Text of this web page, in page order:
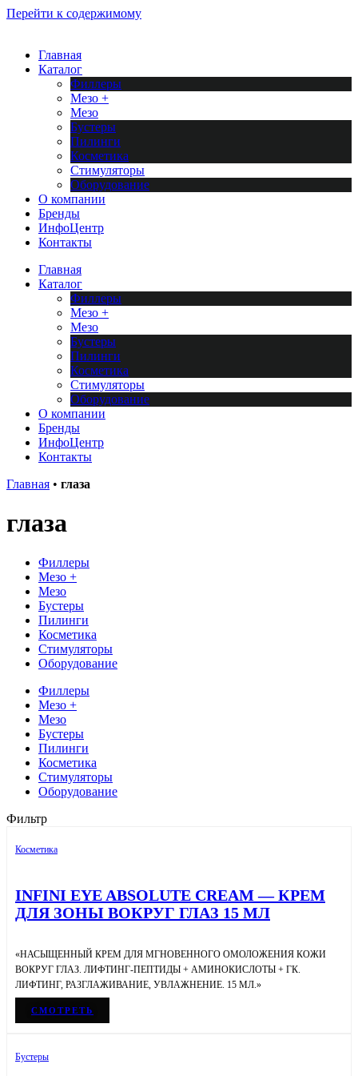
Перейти к содержимому
Главная
Каталог
Филлеры
Мезо +
Мезо
Бустеры
Пилинги
Косметика
Стимуляторы
Оборудование
О компании
Бренды
ИнфоЦентр
Контакты
Главная
Каталог
Филлеры
Мезо +
Мезо
Бустеры
Пилинги
Косметика
Стимуляторы
Оборудование
О компании
Бренды
ИнфоЦентр
Контакты
Главная • глаза
глаза
Филлеры
Мезо +
Мезо
Бустеры
Пилинги
Косметика
Стимуляторы
Оборудование
Филлеры
Мезо +
Мезо
Бустеры
Пилинги
Косметика
Стимуляторы
Оборудование
Фильтр
Косметика
INFINI EYE ABSOLUTE CREAM — КРЕМ
ДЛЯ ЗОНЫ ВОКРУГ ГЛАЗ 15 МЛ
«НАСЫЩЕННЫЙ КРЕМ ДЛЯ МГНОВЕННОГО ОМОЛОЖЕНИЯ КОЖИ
ВОКРУГ ГЛАЗ. ЛИФТИНГ-ПЕПТИДЫ + АМИНОКИСЛОТЫ + ГК.
ЛИФТИНГ, РАЗГЛАЖИВАНИЕ, УВЛАЖНЕНИЕ. 15 МЛ.»
СМОТРЕТЬ
Бустеры